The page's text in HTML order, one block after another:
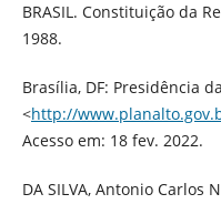
BRASIL. Constituição da
1988.
Brasília, DF: Presidência
<http://
Acesso em: 18 fev. 2022.
DA SILVA, Antonio Carlos